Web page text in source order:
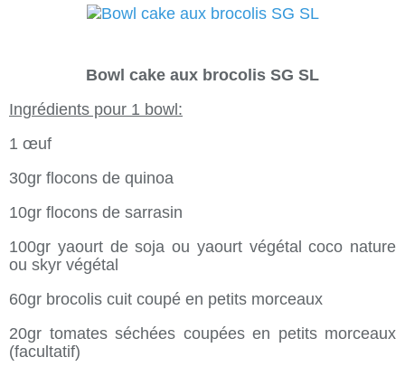
Bowl cake aux brocolis SG SL
Ingrédients pour 1 bowl:
1 œuf
30gr flocons de quinoa
10gr flocons de sarrasin
100gr yaourt de soja ou yaourt végétal coco nature
ou skyr végétal
60gr brocolis cuit coupé en petits morceaux
20gr tomates séchées coupées en petits morceaux
(facultatif)